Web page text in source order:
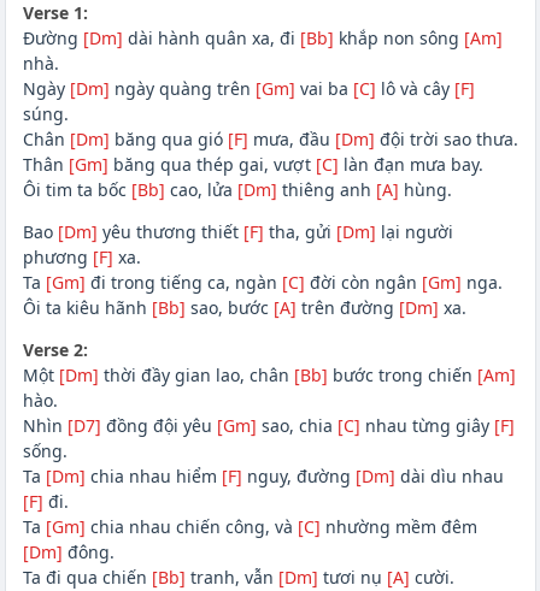
Verse 1:
Đường [Dm] dài hành quân xa, đi [Bb] khắp non sông [Am]
nhà.
Ngày [Dm] ngày quàng trên [Gm] vai ba [C] lô và cây [F]
súng.
Chân [Dm] băng qua gió [F] mưa, đầu [Dm] đội trời sao thưa.
Thân [Gm] băng qua thép gai, vượt [C] làn đạn mưa bay.
Ôi tim ta bốc [Bb] cao, lửa [Dm] thiêng anh [A] hùng.
Bao [Dm] yêu thương thiết [F] tha, gửi [Dm] lại người
phương [F] xa.
Ta [Gm] đi trong tiếng ca, ngàn [C] đời còn ngân [Gm] nga.
Ôi ta kiêu hãnh [Bb] sao, bước [A] trên đường [Dm] xa.
Verse 2:
Một [Dm] thời đầy gian lao, chân [Bb] bước trong chiến [Am]
hào.
Nhìn [D7] đồng đội yêu [Gm] sao, chia [C] nhau từng giây [F]
sống.
Ta [Dm] chia nhau hiểm [F] nguy, đường [Dm] dài dìu nhau
[F] đi.
Ta [Gm] chia nhau chiến công, và [C] nhường mềm đêm
[Dm] đông.
Ta đi qua chiến [Bb] tranh, vẫn [Dm] tươi nụ [A] cười.